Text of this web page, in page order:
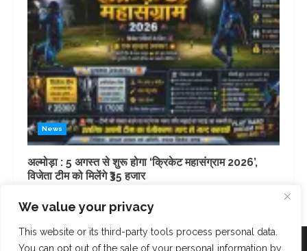
We value your privacy
This website or its third-party tools process personal data.
You can opt out of the sale of your personal information by
News
अल्मोड़ा : 5 अगस्त से शुरू होगा ‘क्रिकेट महासंग्राम 2026’,
विजेता टीम को मिलेंगे ₹35 हजार
FacebookInstagram
Twitter